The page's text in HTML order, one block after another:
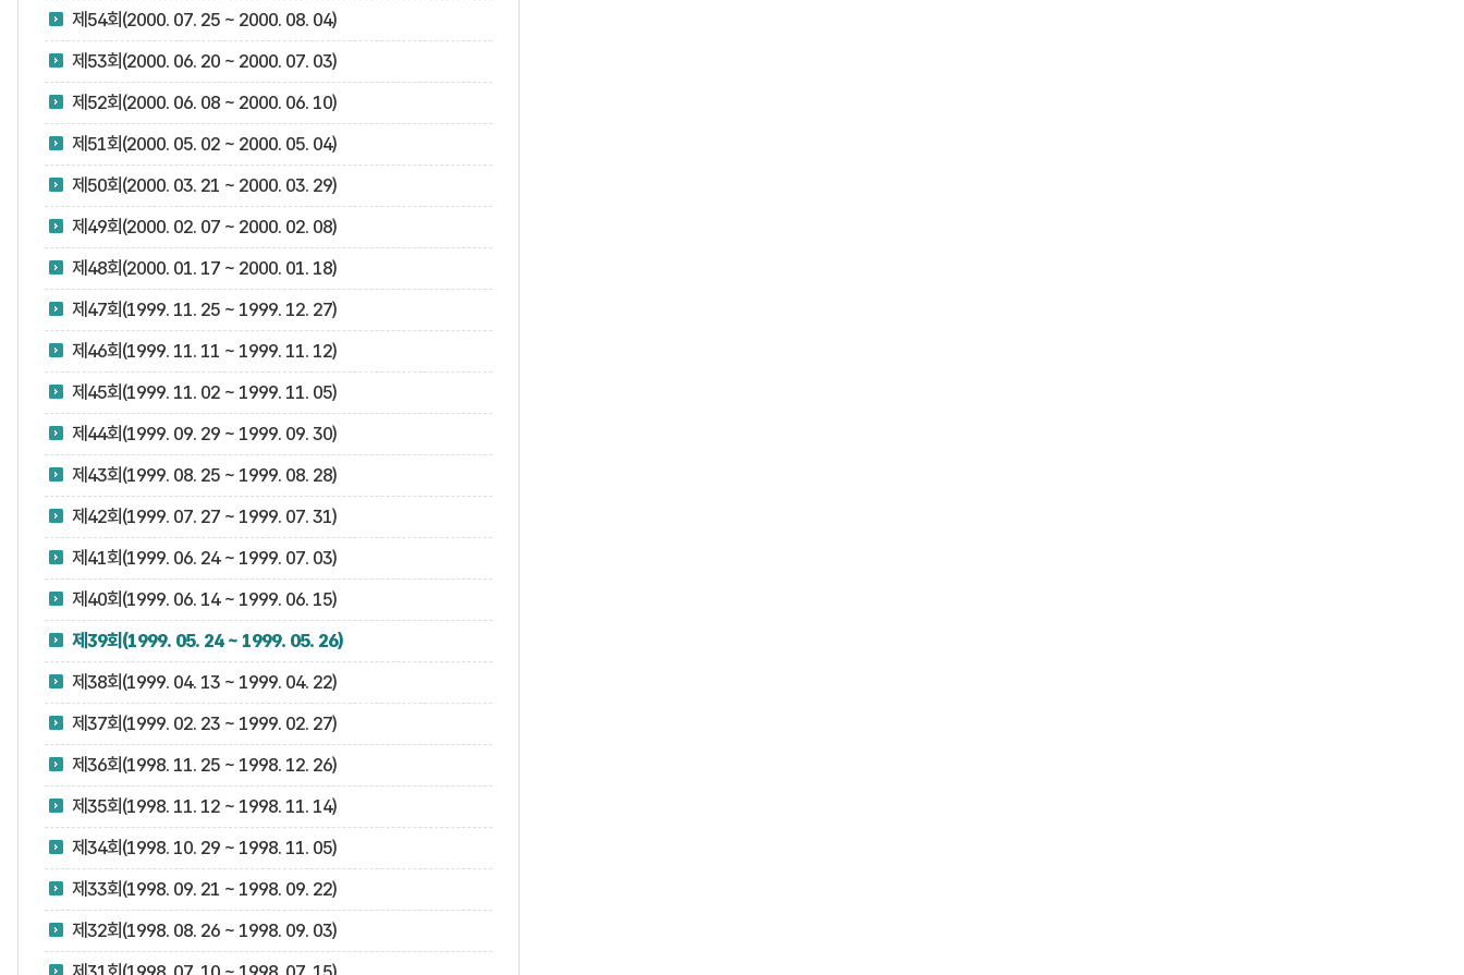
제54회(2000. 07. 25 ~ 2000. 08. 04)
제53회(2000. 06. 20 ~ 2000. 07. 03)
제52회(2000. 06. 08 ~ 2000. 06. 10)
제51회(2000. 05. 02 ~ 2000. 05. 04)
제50회(2000. 03. 21 ~ 2000. 03. 29)
제49회(2000. 02. 07 ~ 2000. 02. 08)
제48회(2000. 01. 17 ~ 2000. 01. 18)
제47회(1999. 11. 25 ~ 1999. 12. 27)
제46회(1999. 11. 11 ~ 1999. 11. 12)
제45회(1999. 11. 02 ~ 1999. 11. 05)
제44회(1999. 09. 29 ~ 1999. 09. 30)
제43회(1999. 08. 25 ~ 1999. 08. 28)
제42회(1999. 07. 27 ~ 1999. 07. 31)
제41회(1999. 06. 24 ~ 1999. 07. 03)
제40회(1999. 06. 14 ~ 1999. 06. 15)
제39회(1999. 05. 24 ~ 1999. 05. 26)
제38회(1999. 04. 13 ~ 1999. 04. 22)
제37회(1999. 02. 23 ~ 1999. 02. 27)
제36회(1998. 11. 25 ~ 1998. 12. 26)
제35회(1998. 11. 12 ~ 1998. 11. 14)
제34회(1998. 10. 29 ~ 1998. 11. 05)
제33회(1998. 09. 21 ~ 1998. 09. 22)
제32회(1998. 08. 26 ~ 1998. 09. 03)